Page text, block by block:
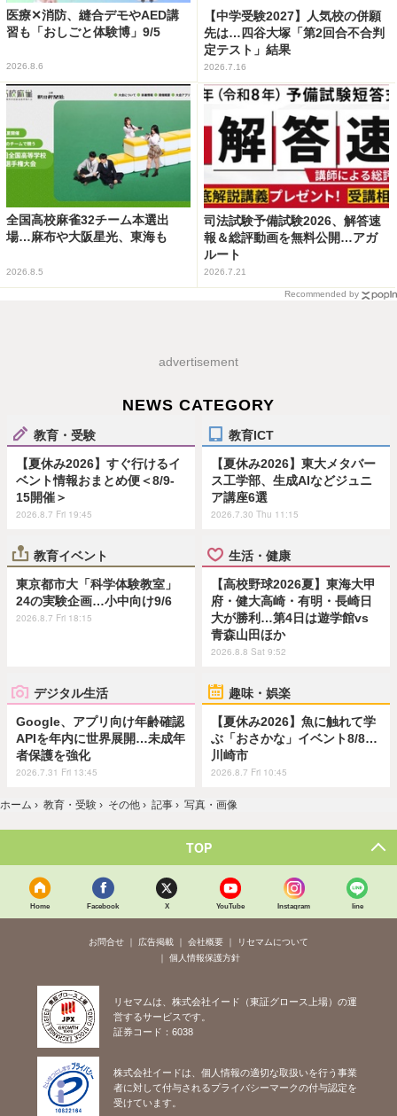
医療✕消防、縫合デモやAED講
習も「おしごと体験博」9/5
2026.8.6
【中学受験2027】人気校の併願
先は…四谷大塚「第2回合不合判
定テスト」結果
2026.7.16
全国高校麻雀32チーム本選出
場…麻布や大阪星光、東海も
2026.8.5
司法試験予備試験2026、解答速
報＆総評動画を無料公開…アガ
ルート
2026.7.21
Recommended by
advertisement
NEWS CATEGORY
教育・受験
【夏休み2026】すぐ行けるイ
ベント情報おまとめ便＜8/9-
15開催＞
2026.8.7 Fri 19:45
教育ICT
【夏休み2026】東大メタバー
ス工学部、生成AIなどジュニ
ア講座6選
2026.7.30 Thu 11:15
教育イベント
東京都市大「科学体験教室」
24の実験企画…小中向け9/6
2026.8.7 Fri 18:15
生活・健康
【高校野球2026夏】東海大甲
府・健大高崎・有明・長崎日
大が勝利…第4日は遊学館vs
青森山田ほか
2026.8.8 Sat 9:52
デジタル生活
Google、アプリ向け年齢確認
APIを年内に世界展開…未成年
者保護を強化
2026.7.31 Fri 13:45
趣味・娯楽
【夏休み2026】魚に触れて学
ぶ「おさかな」イベント8/8…
川崎市
2026.8.7 Fri 10:45
ホーム › 教育・受験 › その他 › 記事 › 写真・画像
TOP
Home Facebook X YouTube Instagram line
お問合せ 広告掲載 会社概要
リセマムについて
個人情報保護方針
リセマムは、株式会社イード（東証グロース上場）の運
営するサービスです。
証券コード：6038
株式会社イードは、個人情報の適切な取扱いを行う事業
者に対して付与されるプライバシーマークの付与認定を
受けています。